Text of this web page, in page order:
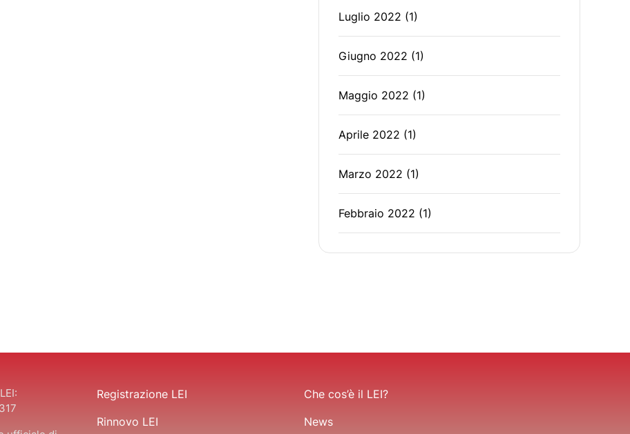
Luglio 2022 (1)
Giugno 2022 (1)
Maggio 2022 (1)
Aprile 2022 (1)
Marzo 2022 (1)
Febbraio 2022 (1)
Registrazione LEI
Rinnovo LEI
Che cos’è il LEI?
News